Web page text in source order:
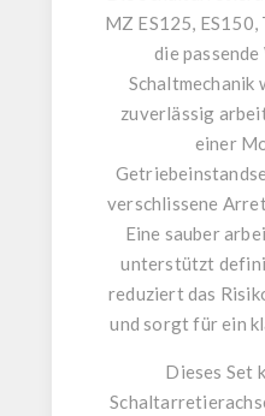
MZ ES125,
die passende
Schaltmechanik
zuverlässig
einer
verschlissene
Eine sauber
unterstützt
reduziert das
und sorgt für ein
Dieses Set